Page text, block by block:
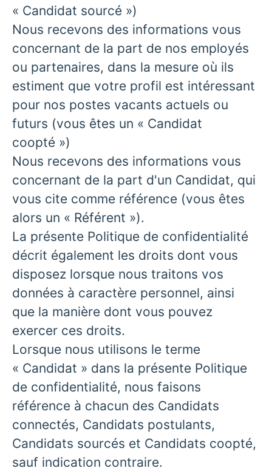
« Candidat sourcé »)
Nous recevons des informations vous
concernant de la part de nos employés
ou partenaires, dans la mesure où ils
estiment que votre profil est intéressant
pour nos postes vacants actuels ou
futurs (vous êtes un « Candidat
coopté »)
Nous recevons des informations vous
concernant de la part d'un Candidat, qui
vous cite comme référence (vous êtes
alors un « Référent »).
La présente Politique de confidentialité
décrit également les droits dont vous
disposez lorsque nous traitons vos
données à caractère personnel, ainsi
que la manière dont vous pouvez
exercer ces droits.
Lorsque nous utilisons le terme
« Candidat » dans la présente Politique
de confidentialité, nous faisons
référence à chacun des Candidats
connectés, Candidats postulants,
Candidats sourcés et Candidats coopté,
sauf indication contraire.